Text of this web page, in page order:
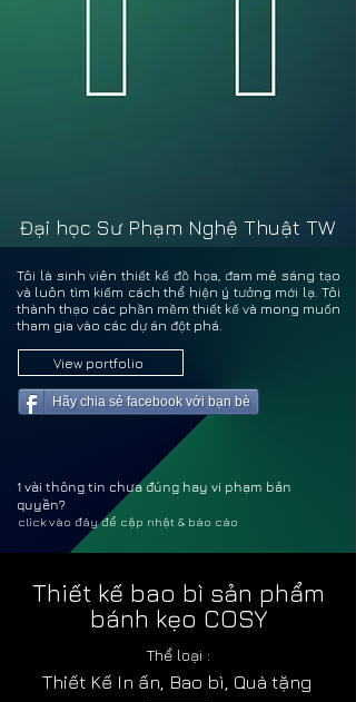
LÊ
LÊ
Đại học Sư Phạm Nghệ Thuật TW
Tôi là sinh viên thiết kế đồ họa, đam mê sáng tạo
và luôn tìm kiếm cách thể hiện ý tưởng mới lạ. Tôi
thành thạo các phần mềm thiết kế và mong muốn
tham gia vào các dự án đột phá.
View portfolio
Hãy chia sẻ facebook với bạn bè
1 vài thông tin chưa đúng hay vi phạm bản
quyền?
click vào đây để cập nhật & báo cáo
Thiết kế bao bì sản phẩm
bánh kẹo COSY
Thể loại :
Thiết Kế In ấn, Bao bì, Quà tặng